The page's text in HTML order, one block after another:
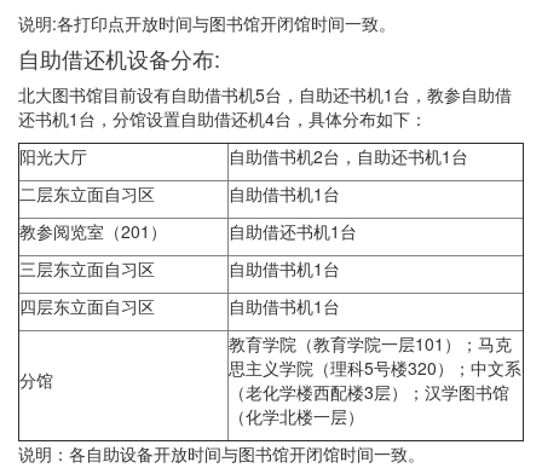
说明:各打印点开放时间与图书馆开闭馆时间一致。
自助借还机设备分布:
北大图书馆目前设有自助借书机5台，自助还书机1台，教参自助借
还书机1台，分馆设置自助借还机4台，具体分布如下：
阳光大厅
自助借书机2台，自助还书机1台
二层东立面自习区
自助借书机1台
教参阅览室（201）
自助借还书机1台
三层东立面自习区
自助借书机1台
四层东立面自习区
自助借书机1台
分馆
教育学院（教育学院一层101）；马克
思主义学院（理科5号楼320）；中文系
（老化学楼西配楼3层）；汉学图书馆
（化学北楼一层）
说明：各自助设备开放时间与图书馆开闭馆时间一致。